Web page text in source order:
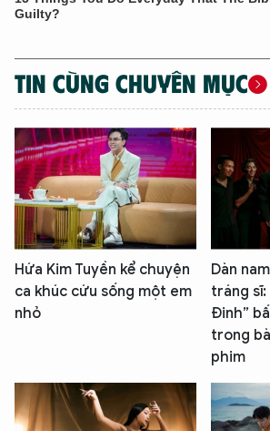
TIN CÙNG CHUYÊN MỤC
Hứa Kim Tuyền kể chuyện
ca khúc cứu sống một em
nhỏ
Dàn
tráng sĩ:
Đinh”
trong
phim